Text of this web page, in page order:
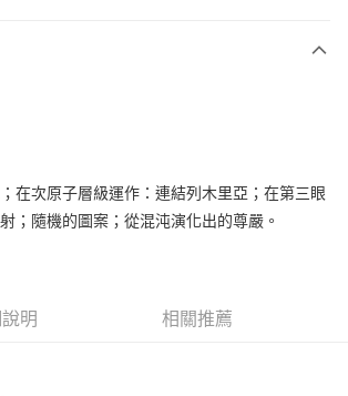
在次原子層級運作：連結列木里亞；在第三眼
；隨機的圖案；從混沌演化出的尊嚴。
明 相關推薦